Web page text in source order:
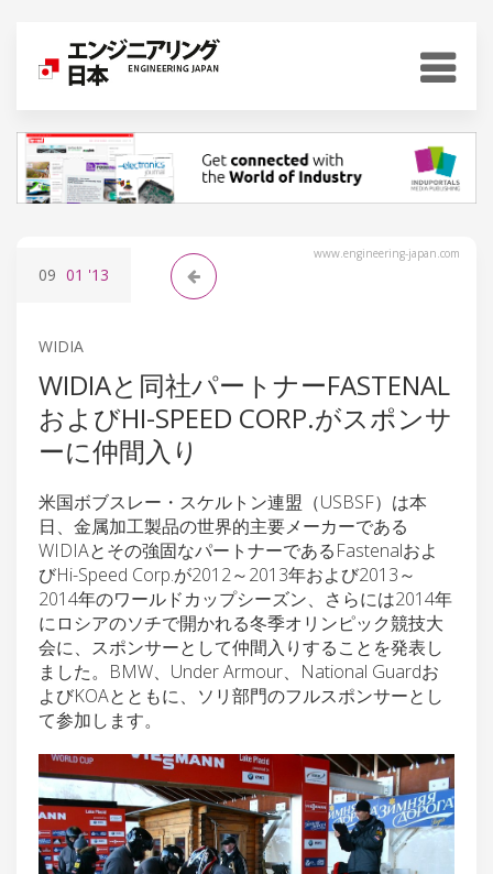
www.engineering-japan.com
09 01 '13
WIDIA
WIDIAと同社パートナーFASTENAL
およびHI-SPEED CORP.がスポンサ
ーに仲間入り
米国ボブスレー・スケルトン連盟（USBSF）は本
日、金属加工製品の世界的主要メーカーである
WIDIAとその強固なパートナーであるFastenalおよ
びHi-Speed Corp.が2012～2013年および2013～
2014年のワールドカップシーズン、さらには2014年
にロシアのソチで開かれる冬季オリンピック競技大
会に、スポンサーとして仲間入りすることを発表し
ました。BMW、Under Armour、National Guardお
よびKOAとともに、ソリ部門のフルスポンサーとし
て参加します。